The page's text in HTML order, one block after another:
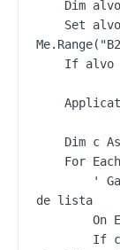
de lista